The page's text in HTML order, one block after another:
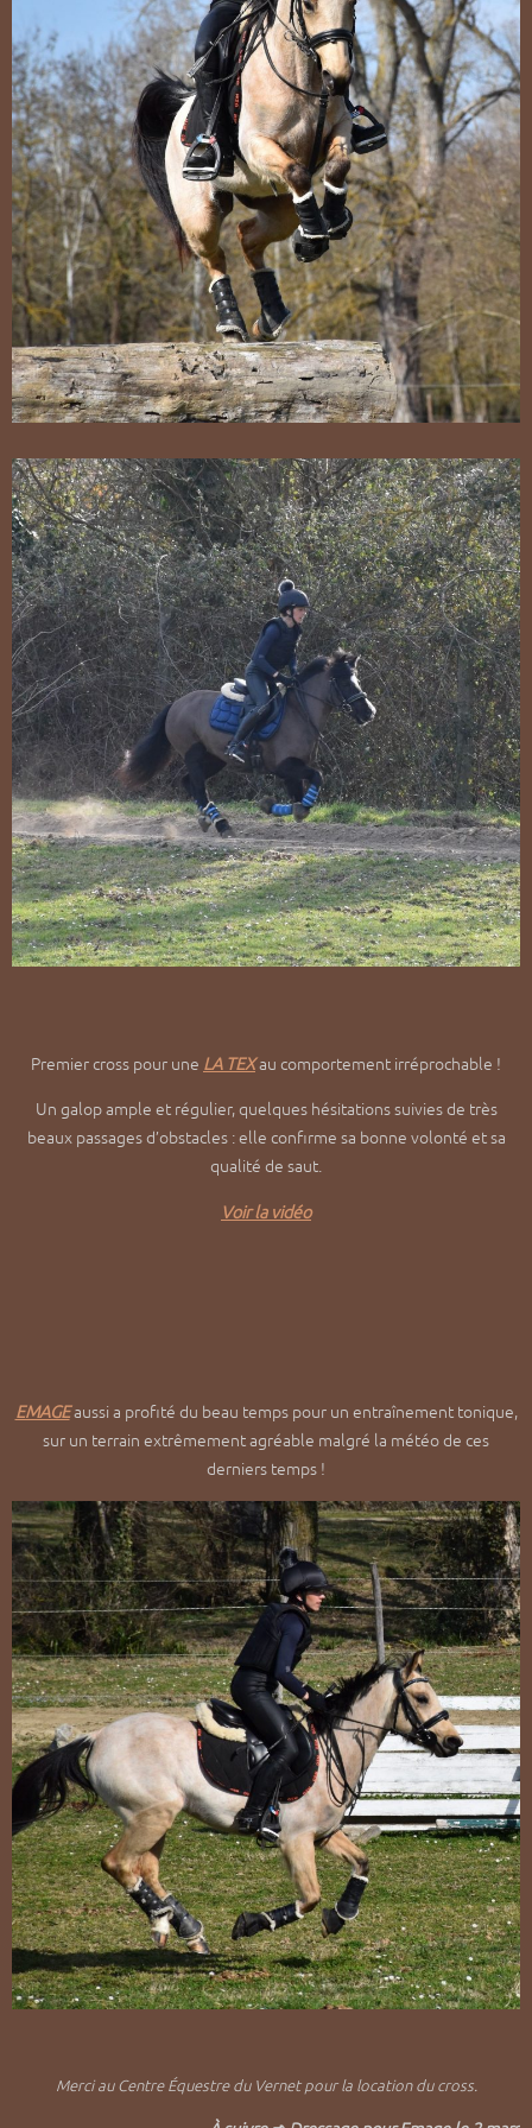
Premier cross pour une LA TEXau comportement irréprochable !
Un galop ample et régulier, quelques hésitations suivies de très
beaux passages d’obstacles : elle confirme sa bonne volonté et sa
qualité de saut.
Voir la vidéo
EMAGEaussi a profité du beau temps pour un entraînement tonique,
sur un terrain extrêmement agréable malgré la météo de ces
derniers temps !
Merci au Centre Équestre du Vernet pour la location du cross.